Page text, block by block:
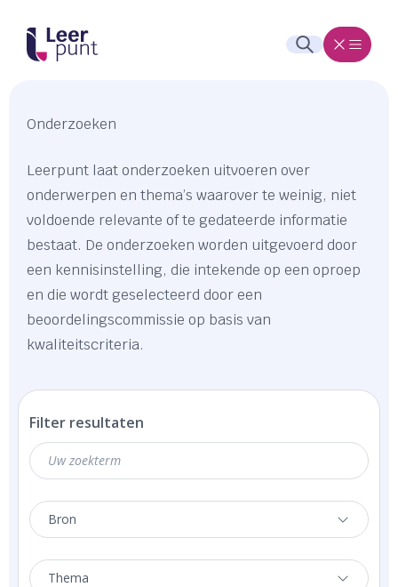
Onderzoeken
Leerpunt laat onderzoeken uitvoeren over
onderwerpen en thema’s waarover te weinig, niet
voldoende relevante of te gedateerde informatie
bestaat. De onderzoeken worden uitgevoerd door
een kennisinstelling, die intekende op een oproep
en die wordt geselecteerd door een
beoordelingscommissie op basis van
kwaliteitscriteria.
Filter resultaten
Bron
Thema